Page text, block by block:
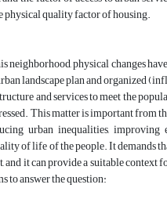
physical quality factor of housing.
physical changes
landscape plan and organized
and services to meet the
This matter is important
urban inequalities, improving
of life of the people. It demands
it can provide a suitable
to answer the question: